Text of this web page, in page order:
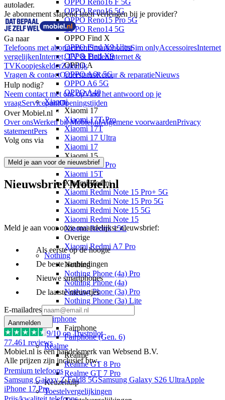
OPPO Reno16 F 5G
OPPO Reno16 5G
OPPO Reno15 Pro 5G
OPPO Reno14 5G
OPPO Find X
OPPO Find X9 Ultra
OPPO Find X9
OPPO A
OPPO A6x 5G
OPPO A6 5G
OPPO A40
Xiaomi
Xiaomi 17
Xiaomi 17T Pro
Xiaomi 17T
Xiaomi 17 Ultra
Xiaomi 17
Xiaomi 15
Xiaomi 15T Pro
Xiaomi 15T
Xiaomi Redmi
Xiaomi Redmi Note 15 Pro+ 5G
Xiaomi Redmi Note 15 Pro 5G
Xiaomi Redmi Note 15 5G
Xiaomi Redmi Note 15
Xiaomi Redmi 15C
Overige
Xiaomi Redmi A7 Pro
Nothing
Nothing
Nothing Phone (4a) Pro
Nothing Phone (4a)
Nothing Phone (3a) Pro
Nothing Phone (3a) Lite
Nothing Phone (3)
Fairphone
Fairphone
Fairphone (Gen. 6)
Realme
Realme
Realme GT 8 Pro
Realme GT 7 Pro
Keuzehulp
Toestelvergelijkingen
autolader.
Je abonnement slapend laten verlengen bij je provider?
Ga naar
Telefoons met abonnementSmartphonesSim onlyAccessoiresInternet
vergelijkenInternet, TV & BellenInternet &
TVKoopjeskelderZakelijk
Vragen & contactOrderstatusRetour & reparatieNieuws
Hulp nodig?
Neem contact met ons opVind het antwoord op je
vraagServicepuntOpeningstijden
Over Mobiel.nl
Over onsWerken bij Mobiel.nlAlgemene voorwaardenPrivacy
statementPers
Volg ons via
Meld je aan voor de nieuwsbrief
Nieuwsbrief Mobiel.nl
Meld je aan voor onze maandelijkse nieuwsbrief:
Als eerste op de hoogte
De beste aanbiedingen
Nieuwe smartphones
De laatste nieuwtjes
E-mailadres
Aanmelden
9/10 op Trustpilot
77.461 reviews
Mobiel.nl is een handelsmerk van Websend B.V.
Alle prijzen zijn inclusief btw.
Premium telefoons
Samsung Galaxy Z Fold8 5GSamsung Galaxy S26 UltraApple
iPhone 17 Pro